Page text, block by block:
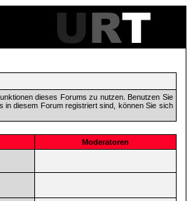
dieses Forums zu nutzen. Benutzen Sie
diesem Forum registriert sind, können Sie sich
Moderatoren